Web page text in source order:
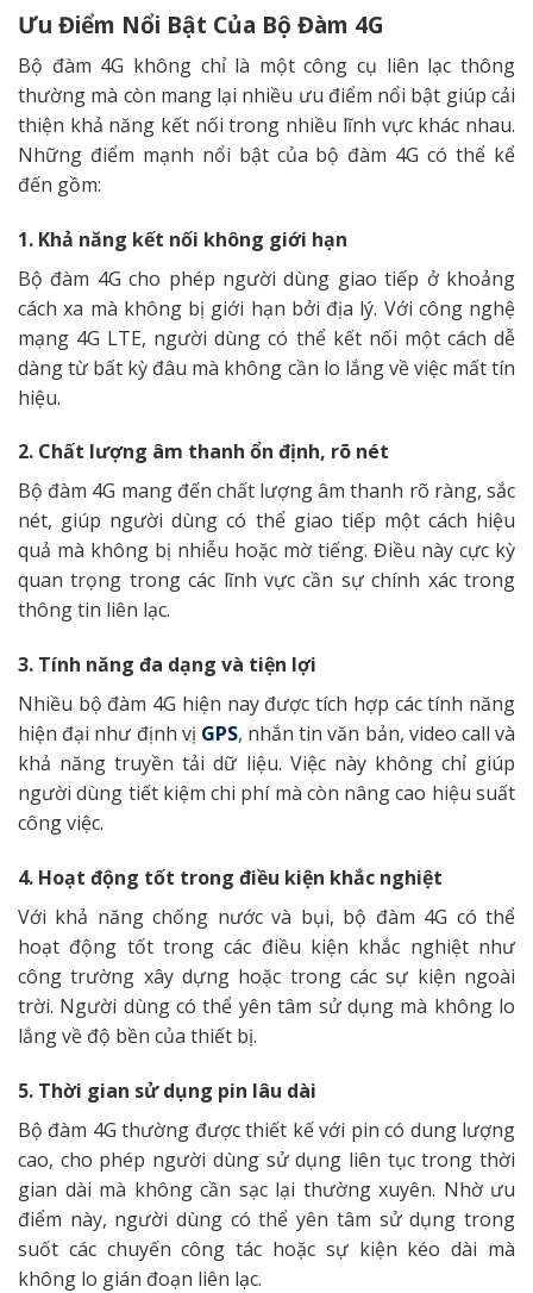
Ưu Điểm Nổi Bật Của Bộ Đàm 4G
Bộ đàm 4G không chỉ là một công cụ liên lạc thông
thường mà còn mang lại nhiều ưu điểm nổi bật giúp cải
thiện khả năng kết nối trong nhiều lĩnh vực khác nhau.
Những điểm mạnh nổi bật của bộ đàm 4G có thể kể
đến gồm:
1. Khả năng kết nối không giới hạn
Bộ đàm 4G cho phép người dùng giao tiếp ở khoảng
cách xa mà không bị giới hạn bởi địa lý. Với công nghệ
mạng 4G LTE, người dùng có thể kết nối một cách dễ
dàng từ bất kỳ đâu mà không cần lo lắng về việc mất tín
hiệu.
2. Chất lượng âm thanh ổn định, rõ nét
Bộ đàm 4G mang đến chất lượng âm thanh rõ ràng, sắc
nét, giúp người dùng có thể giao tiếp một cách hiệu
quả mà không bị nhiễu hoặc mờ tiếng. Điều này cực kỳ
quan trọng trong các lĩnh vực cần sự chính xác trong
thông tin liên lạc.
3. Tính năng đa dạng và tiện lợi
Nhiều bộ đàm 4G hiện nay được tích hợp các tính năng
hiện đại như định vị GPS, nhắn tin văn bản, video call và
khả năng truyền tải dữ liệu. Việc này không chỉ giúp
người dùng tiết kiệm chi phí mà còn nâng cao hiệu suất
công việc.
4. Hoạt động tốt trong điều kiện khắc nghiệt
Với khả năng chống nước và bụi, bộ đàm 4G có thể
hoạt động tốt trong các điều kiện khắc nghiệt như
công trường xây dựng hoặc trong các sự kiện ngoài
trời. Người dùng có thể yên tâm sử dụng mà không lo
lắng về độ bền của thiết bị.
5. Thời gian sử dụng pin lâu dài
Bộ đàm 4G thường được thiết kế với pin có dung lượng
cao, cho phép người dùng sử dụng liên tục trong thời
gian dài mà không cần sạc lại thường xuyên. Nhờ ưu
điểm này, người dùng có thể yên tâm sử dụng trong
suốt các chuyến công tác hoặc sự kiện kéo dài mà
không lo gián đoạn liên lạc.